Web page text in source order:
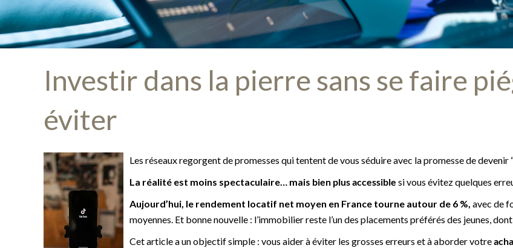
Investir dans la pierre sans se faire
éviter
Les réseaux regorgent de promesses qui tentent de vous séduire avec la promesse de devenir
La réalité est moins spectaculaire… mais bien plus accessible si vous évitez quelques
Aujourd’hui, le rendement locatif net moyen en France tourne autour de 6 %, avec de
moyennes. Et bonne nouvelle : l’immobilier reste l’un des placements préférés des jeunes,
Cet article a un objectif simple : vous aider à éviter les grosses erreurs et à aborder votre